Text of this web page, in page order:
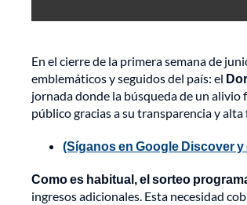
En el cierre de la primera semana de
emblemáticos y seguidos del país: el
jornada donde la búsqueda de un alivio
público gracias a su transparencia y alta
(Síganos en Google Discover
Como es habitual, el sorteo
ingresos adicionales. Esta necesidad